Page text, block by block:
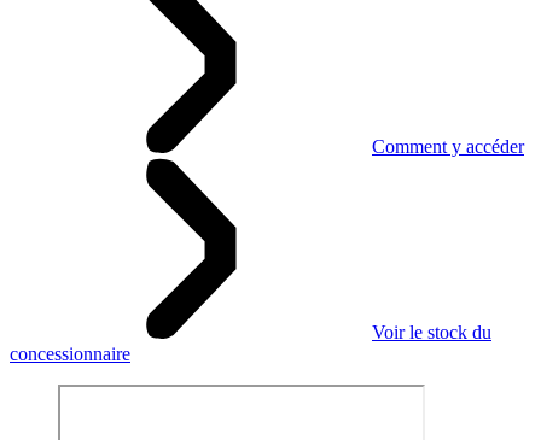
Comment y accéder
Voir le stock du
concessionnaire